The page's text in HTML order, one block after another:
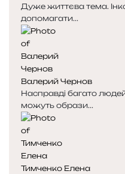
Дуже життєва тема.
допомагати...
Валерий Чернов
Насправді багато
можуть образи...
Тимченко Елена